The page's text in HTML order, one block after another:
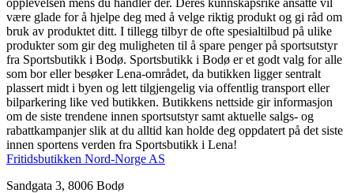
være glade for å hjelpe deg med å velge riktig produkt og gi råd om
bruk av produktet ditt. I tillegg tilbyr de ofte spesialtilbud på ulike
produkter som gir deg muligheten til å spare penger på sportsutstyr
fra Sportsbutikk i Bodø. Sportsbutikk i Bodø er et godt valg for alle
som bor eller besøker Lena-området, da butikken ligger sentralt
plassert midt i byen og lett tilgjengelig via offentlig transport eller
bilparkering like ved butikken. Butikkens nettside gir informasjon
om de siste trendene innen sportsutstyr samt aktuelle salgs- og
rabattkampanjer slik at du alltid kan holde deg oppdatert på det siste
innen sportens verden fra Sportsbutikk i Lena!
Fritidsbutikken Nord-Norge AS
Sandgata 3, 8006 Bodø